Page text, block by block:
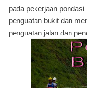
pada pekerjaan
penguatan bukit dan
penguatan jalan dan